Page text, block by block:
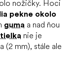
nožičky. Hoci
pekne okolo
guma a nad ňou
nie je
(2 mm), stále ale